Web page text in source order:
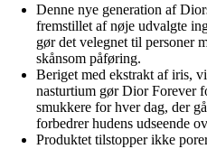
Denne nye generation af
fremstillet af nøje udvalgte
gør det velegnet til personer
skånsom påføring.
Beriget med ekstrakt af iris,
nasturtium gør Dior Forever
smukkere for hver dag, der
forbedrer hudens udseende
Produktet tilstopper ikke